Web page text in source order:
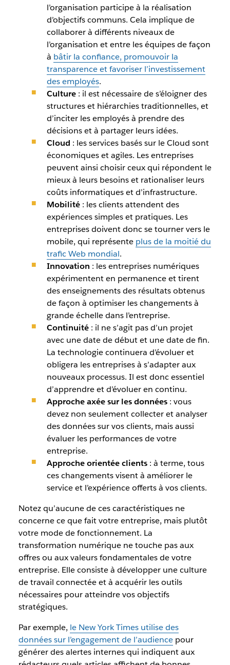
l’organisation participe à la réalisation
d’objectifs communs. Cela implique de
collaborer à différents niveaux de
l’organisation et entre les équipes de façon
à bâtir la confiance, promouvoir la
transparence et favoriser l’investissement
des employés.
Culture: il est nécessaire de s’éloigner des
structures et hiérarchies traditionnelles, et
d’inciter les employés à prendre des
décisions et à partager leurs idées.
Cloud : les services basés sur le Cloud sont
économiques et agiles. Les entreprises
peuvent ainsi choisir ceux qui répondent le
mieux à leurs besoins et rationaliser leurs
coûts informatiques et d’infrastructure.
Mobilité: les clients attendent des
expériences simples et pratiques. Les
entreprises doivent donc se tourner vers le
mobile, qui représente plus de la moitié du
trafic Web mondial.
Innovation : les entreprises numériques
expérimentent en permanence et tirent
des enseignements des résultats obtenus
de façon à optimiser les changements à
grande échelle dans l’entreprise.
Continuité: il ne s’agit pas d’un projet
avec une date de début et une date de fin.
La technologie continuera d’évoluer et
obligera les entreprises à s’adapter aux
nouveaux processus. Il est donc essentiel
d’apprendre et d’évoluer en continu.
Approche axée sur les données: vous
devez non seulement collecter et analyser
des données sur vos clients, mais aussi
évaluer les performances de votre
entreprise.
Approche orientée clients: à terme, tous
ces changements visent à améliorer le
service et l’expérience offerts à vos clients.
Notez qu’aucune de ces caractéristiques ne
concerne ce que fait votre entreprise, mais plutôt
votre mode de fonctionnement. La
transformation numérique ne touche pas aux
offres ou aux valeurs fondamentales de votre
entreprise. Elle consiste à développer une culture
de travail connectée et à acquérir les outils
nécessaires pour atteindre vos objectifs
stratégiques.
Par exemple, le New York Timesutilise des
données sur l’engagement de l’audiencepour
générer des alertes internes qui indiquent aux